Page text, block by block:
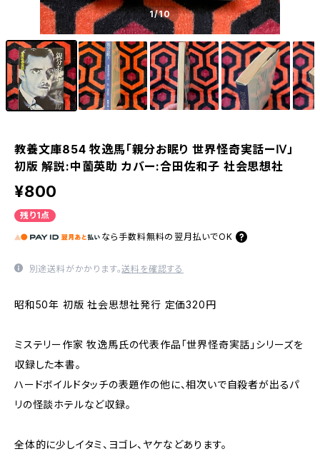
1/10
教養文庫854 牧逸馬「親分お眠り 世界怪奇実話ーⅣ」
初版 解説:中薗英助 カバー:合田佐和子 社会思想社
¥800
残り1点
なら 手数料無料の 翌月払いでOK
別途送料がかかります。送料を確認する
昭和50年 初版 社会思想社発行 定価320円
ミステリー作家 牧逸馬氏の代表作品「世界怪奇実話」シリーズを
収録した本書。
ハードボイルドタッチの表題作の他に、相次いで自殺者が出るパ
リの怪談ホテルなど収録。
全体的に少しイタミ、ヨゴレ、ヤケなどあります。